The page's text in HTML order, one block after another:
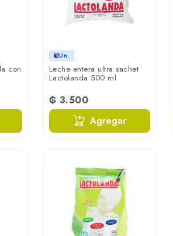
con
Un.
Leche entera ultra sachet
Lactolanda 500 ml
₲ 3.500
Agregar